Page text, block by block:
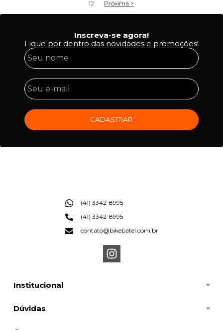
12 Próxima >
Inscreva-se agora!
Fique por dentro das novidades e promoções!
CADASTRAR
Institucional
Dúvidas
(41) 3342-8995
(41) 3342-8995
contato@bikebatel.com.br